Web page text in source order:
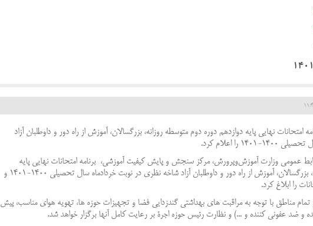
نهایی پایه دوازدهم دوره دوم متوسطه روزانه، بزرگسالان، آموزش از راه دور و داوطلبان آزاد
را اعلام کرد.
عمومی وزارت آموزش‌وپرورش، مرکز سنجش و پایش کیفیت آموزشی، برنامه امتحانات نهایی پایه
دوازدهم دوره دوم متوسطه روزانه، بزرگسالان، آموزش از راه دور و داوطلبان آزاد شاخه نظری در نوبت خردادماه سال تحصیلی ۱۴۰۰-۱۴۰۱ و
را ابلاغ کرد.
تمام مناطق با توجه به مراقبت های بهداشتی گندزدایی فضا و تجهیزات حوزه ها، تهویه هوای مناسب، پیش
و ضد عفونی کننده و ...) و نظارت رئیس حوزه اجرة بر رعایت کامل آنها برگزار خواهد شد.